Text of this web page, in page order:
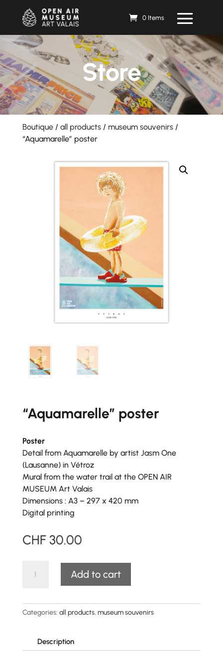
0 Items
Store
Boutique/ all products/ museum souvenirs/
“Aquamarelle” poster
“Aquamarelle” poster
Poster
Detailfrom Aquamarelle by artist Jasm One
(Lausanne) in Vétroz
Mural from the water trail at the OPEN AIR
MUSEUM Art Valais
Dimensions : A3 – 297 x 420 mm
Digital printing
CHF30.00
"Aquamarelle"
poster
Add to cart
e
r
t
Categories: all products, museum souvenirs
Description